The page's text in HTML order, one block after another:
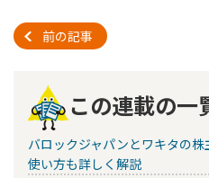
前の記事
この連載の一
バロックジャパンとワキタの
使い方も詳しく解説